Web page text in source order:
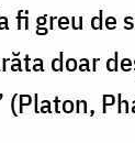
fi greu de
doar
(Platon,